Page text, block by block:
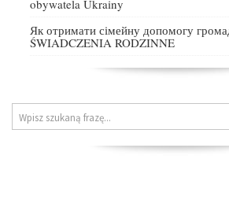
obywatela Ukrainy
Як отримати сімейну допомогу
ŚWIADCZENIA RODZINNE
Znajdź